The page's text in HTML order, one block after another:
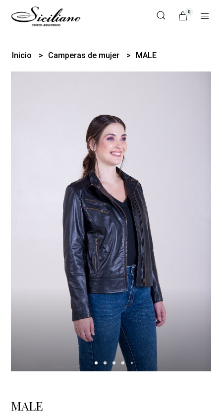
0
Inicio Camperas de mujer MALE
MALE